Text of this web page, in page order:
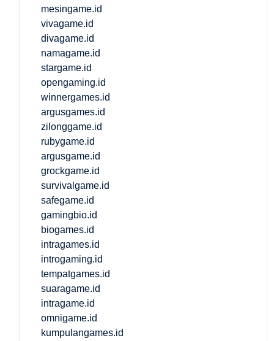
mesingame.id
vivagame.id
divagame.id
namagame.id
stargame.id
opengaming.id
winnergames.id
argusgames.id
zilonggame.id
rubygame.id
argusgame.id
grockgame.id
survivalgame.id
safegame.id
gamingbio.id
biogames.id
intragames.id
introgaming.id
tempatgames.id
suaragame.id
intragame.id
omnigame.id
kumpulangames.id